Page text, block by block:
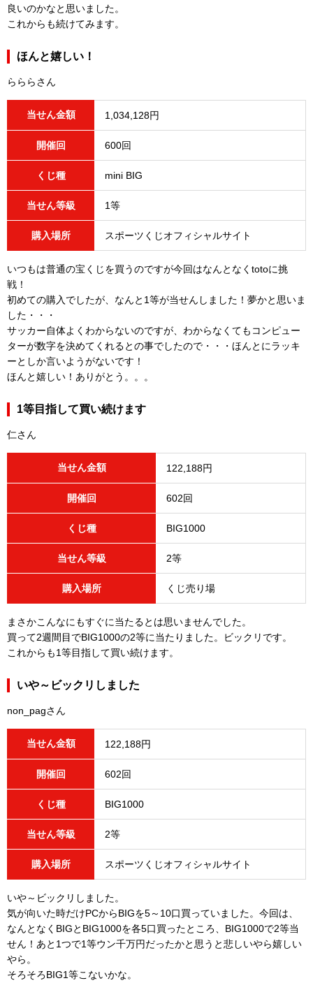
良いのかなと思いました。
これからも続けてみます。
ほんと嬉しい！
らららさん
当せん金額 1,034,128円
開催回 600回
くじ種 mini BIG
当せん等級 1等
購入場所 スポーツくじオフィシャルサイト
いつもは普通の宝くじを買うのですが今回はなんとなくtotoに挑
戦！
初めての購入でしたが、なんと1等が当せんしました！夢かと思いま
した・・・
サッカー自体よくわからないのですが、わからなくてもコンピュー
ターが数字を決めてくれるとの事でしたので・・・ほんとにラッキ
ーとしか言いようがないです！
ほんと嬉しい！ありがとう。。。
1等目指して買い続けます
仁さん
当せん金額 122,188円
開催回 602回
くじ種 BIG1000
当せん等級 2等
購入場所 くじ売り場
まさかこんなにもすぐに当たるとは思いませんでした。
買って2週間目でBIG1000の2等に当たりました。ビックリです。
これからも1等目指して買い続けます。
いや～ビックリしました
non_pagさん
当せん金額 122,188円
開催回 602回
くじ種 BIG1000
当せん等級 2等
購入場所 スポーツくじオフィシャルサイト
いや～ビックリしました。
気が向いた時だけPCからBIGを5～10口買っていました。今回は、
なんとなくBIGとBIG1000を各5口買ったところ、BIG1000で2等当
せん！あと1つで1等ウン千万円だったかと思うと悲しいやら嬉しい
やら。
そろそろBIG1等こないかな。